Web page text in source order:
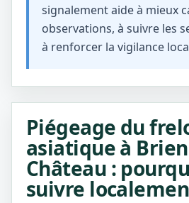
signalement aide à mieux
observations, à suivre les
à renforcer la vigilance
Piégeage du
asiatique à
Château :
suivre